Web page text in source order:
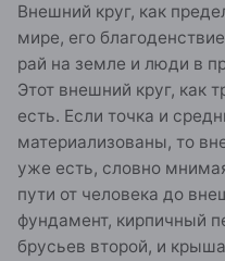
Внешний круг, как
мире, его
рай на земле и люди в
Этот внешний круг, как
есть. Если точка и
материализованы, то
уже есть, словно
пути от человека до
фундамент, кирпичный
брусьев второй, и